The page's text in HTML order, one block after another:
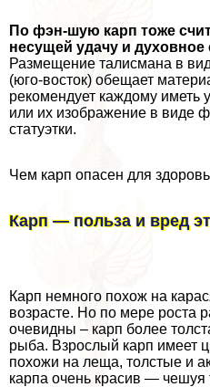
По фэн-шую карп тоже
несущей удачу и
Размещение талисмана в
(юго-восток) обещает
рекомендует каждому иметь
или их изображение в виде
статуэтки.
Чем карп опасен для
Карп — польза и вред
Карп немного похож на
возрасте. Но по мере роста
очевидны – карп более
рыба. Взрослый карп имеет
похожи на леща, толстые и
карпа очень красив — чешуя